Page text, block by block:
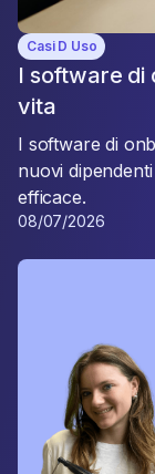
Casi D Uso
I software di
vita
I software di
nuovi
efficace.
08/07/2026